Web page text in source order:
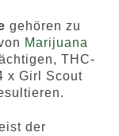
gehören zu
Marijuana
THC-
x Girl Scout
der